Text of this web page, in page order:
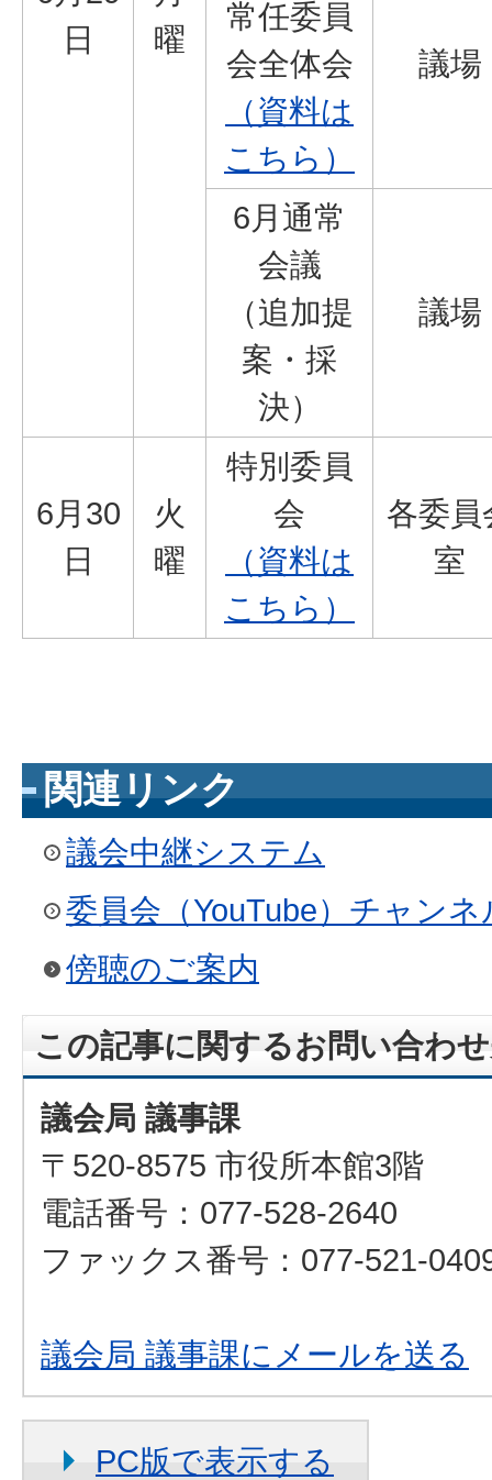
日
曜
常任委員
会全体会
（資料は
こちら）
議場
6月通常
会議
（追加提
案・採
決）
議場
6月30
日
火
曜
特別委員
会
（資料は
こちら）
各委員
室
関連リンク
議会中継システム
委員会（YouTube）チャンネ
傍聴のご案内
この記事に関するお問い合わ
議会局 議事課
〒520-8575 市役所本館3階
電話番号：077-528-2640
ファックス番号：077-521-
議会局 議事課にメールを送る
PC版で表示する